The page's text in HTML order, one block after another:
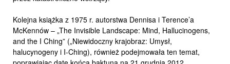
Kolejna książka z 1975 r. autorstwa Dennisa i Terence’a
McKennów – „The Invisible Landscape: Mind, Hallucinogens,
and the I Ching” („Niewidoczny krajobraz: Umysł,
halucynogeny i I-Ching), również podejmowała ten temat,